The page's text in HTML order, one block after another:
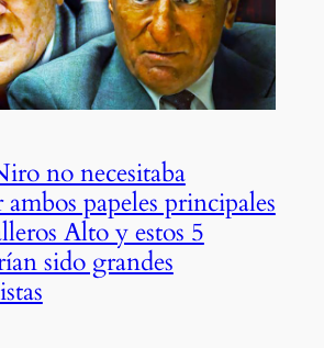
no necesitaba
ambos papeles principales
Alto y estos 5
sido grandes